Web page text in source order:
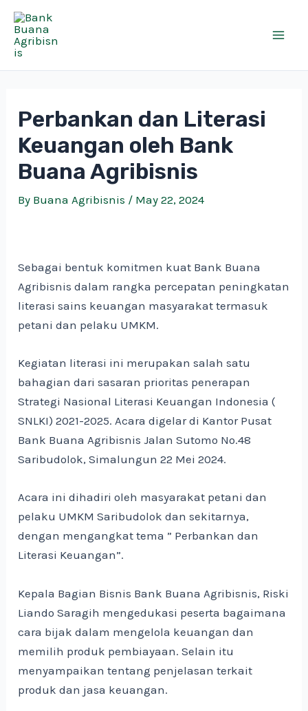
Skip
content
Perbankan dan Literasi
Keuangan oleh Bank
Buana Agribisnis
By Buana Agribisnis / May 22, 2024
Sebagai bentuk komitmen kuat Bank Buana
Agribisnis dalam rangka percepatan peningkatan
literasi sains keuangan masyarakat termasuk
petani dan pelaku UMKM.
Kegiatan literasi ini merupakan salah satu
bahagian dari sasaran prioritas penerapan
Strategi Nasional Literasi Keuangan Indonesia (
SNLKI) 2021-2025. Acara digelar di Kantor Pusat
Bank Buana Agribisnis Jalan Sutomo No.48
Saribudolok, Simalungun 22 Mei 2024.
Acara ini dihadiri oleh masyarakat petani dan
pelaku UMKMSaribudolok dan sekitarnya,
dengan mengangkat tema ” Perbankan dan
Literasi Keuangan”.
Kepala Bagian Bisnis Bank Buana Agribisnis, Riski
Liando Saragih mengedukasi peserta bagaimana
cara bijak dalam mengelola keuangan dan
memilih produk pembiayaan. Selain itu
menyampaikan tentang penjelasan terkait
produk dan jasa keuangan.